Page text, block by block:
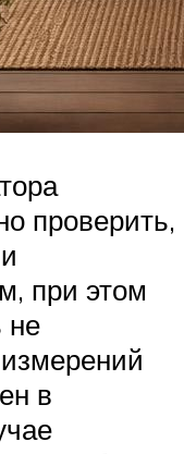
проверить,
при этом
не
в